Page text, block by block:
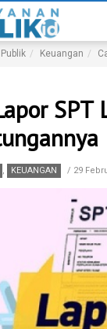
Publik Keuangan
, KEUANGAN / 29